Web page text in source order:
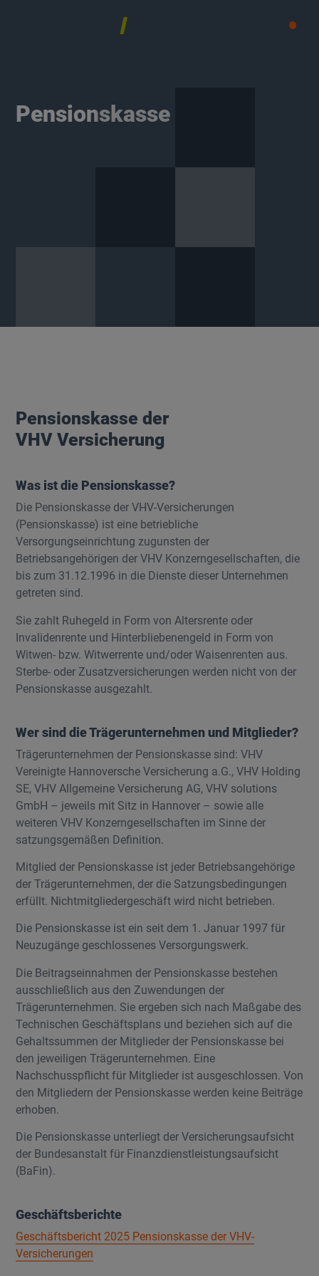
Pensionskasse
Pensionskasse der
VHV Versicherung
Was ist die Pensionskasse?
Die Pensionskasse der VHV-Versicherungen
(Pensionskasse) ist eine betriebliche
Versorgungseinrichtung zugunsten der
Betriebsangehörigen der VHV Konzerngesellschaften, die
bis zum 31.12.1996 in die Dienste dieser Unternehmen
getreten sind.
Sie zahlt Ruhegeld in Form von Altersrente oder
Invalidenrente und Hinterbliebenengeld in Form von
Witwen- bzw. Witwerrente und/oder Waisenrenten aus.
Sterbe- oder Zusatzversicherungen werden nicht von der
Pensionskasse ausgezahlt.
Wer sind die Trägerunternehmen und Mitglieder?
Trägerunternehmen der Pensionskasse sind: VHV
Vereinigte Hannoversche Versicherung a.G., VHV Holding
SE, VHV Allgemeine Versicherung AG, VHV solutions
GmbH – jeweils mit Sitz in Hannover – sowie alle
weiteren VHV Konzerngesellschaften im Sinne der
satzungsgemäßen Definition.
Mitglied der Pensionskasse ist jeder Betriebsangehörige
der Trägerunternehmen, der die Satzungsbedingungen
erfüllt. Nichtmitgliedergeschäft wird nicht betrieben.
Die Pensionskasse ist ein seit dem 1. Januar 1997 für
Neuzugänge geschlossenes Versorgungswerk.
Die Beitragseinnahmen der Pensionskasse bestehen
ausschließlich aus den Zuwendungen der
Trägerunternehmen. Sie ergeben sich nach Maßgabe des
Technischen Geschäftsplans und beziehen sich auf die
Gehaltssummen der Mitglieder der Pensionskasse bei
den jeweiligen Trägerunternehmen. Eine
Nachschusspflicht für Mitglieder ist ausgeschlossen. Von
den Mitgliedern der Pensionskasse werden keine Beiträge
erhoben.
Die Pensionskasse unterliegt der Versicherungsaufsicht
der Bundesanstalt für Finanzdienstleistungsaufsicht
(BaFin).
Geschäftsberichte
Geschäftsbericht 2025 Pensionskasse der VHV-
Versicherungen